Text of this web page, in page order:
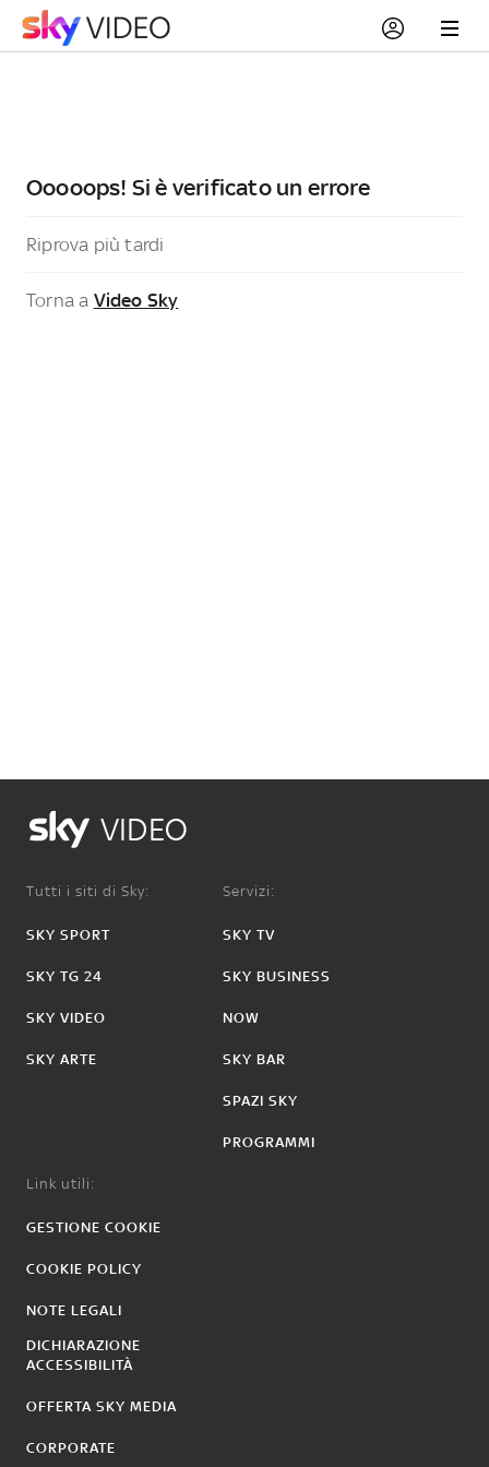
Ooooops! Si è verificato un errore
Riprova più tardi
Torna a Video Sky
VIDEO
Tutti i siti di Sky:
SKY SPORT
SKY TG 24
SKY VIDEO
SKY ARTE
Servizi:
SKY TV
SKY BUSINESS
NOW
SKY BAR
SPAZI SKY
PROGRAMMI
Link utili:
GESTIONE COOKIE
COOKIE POLICY
NOTE LEGALI
DICHIARAZIONE
ACCESSIBILITÀ
OFFERTA SKY MEDIA
CORPORATE